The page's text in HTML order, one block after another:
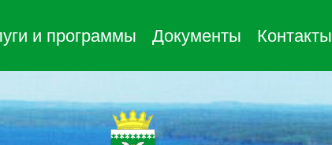
и программы Документы Контакты